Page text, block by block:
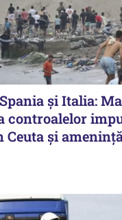
și Italia:
controalelor
și